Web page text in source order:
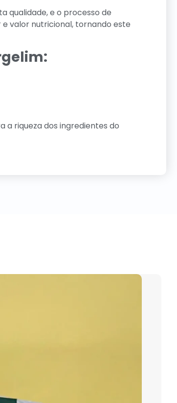
qualidade, e o processo de
valor nutricional, tornando este
a riqueza dos ingredientes do